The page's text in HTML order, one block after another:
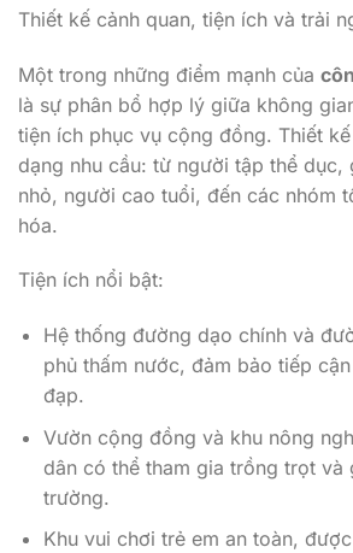
Thiết kế cảnh quan, tiện ích và trải
Một trong những điểm mạnh của
là sự phân bổ hợp lý giữa không
tiện ích phục vụ cộng đồng. Thiết
dạng nhu cầu: từ người tập thể dục,
nhỏ, người cao tuổi, đến các nhóm
hóa.
Tiện ích nổi bật:
Hệ thống đường dạo chính và
phủ thấm nước, đảm bảo tiếp
đạp.
Vườn cộng đồng và khu nông
dân có thể tham gia trồng trọt và
trường.
Khu vui chơi trẻ em an toàn,